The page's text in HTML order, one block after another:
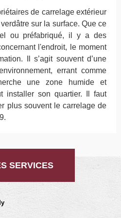
de carrelage extérieur
sur la surface. Que ce
ou préfabriqué, il y a des
l'endroit, le moment
Il s’agit souvent d’une
errant comme
une zone humide et
installer son quartier. Il faut
plus souvent le carrelage de
SERVICES